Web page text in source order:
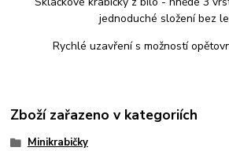
jednoduché složení bez
Rychlé uzavření s možností
Zboží zařazeno v kategoriích
Minikrabičky